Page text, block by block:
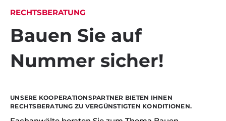
RECHTSBERATUNG
Bauen Sie auf
Nummer sicher!
UNSERE KOOPERATIONSPARTNER BIETEN IHNEN
RECHTSBERATUNG ZU VERGÜNSTIGTEN KONDITIONEN.